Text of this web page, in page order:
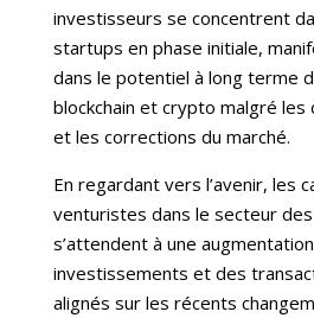
investisseurs se concentrent
startups en phase initiale,
dans le potentiel à long terme
blockchain et crypto malgré
et les corrections du marché.
En regardant vers l’avenir, les
venturistes dans le secteur
s’attendent à une
investissements et des
alignés sur les récents